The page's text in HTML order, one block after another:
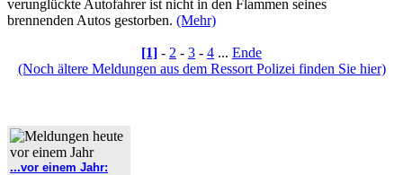
verunglückte Autofahrer ist nicht in den Flammen seines
brennenden Autos gestorben. (Mehr)
[1] - 2 - 3 - 4 ... Ende
(Noch ältere Meldungen aus dem Ressort Polizei finden Sie hier)
...vor einem Jahr: